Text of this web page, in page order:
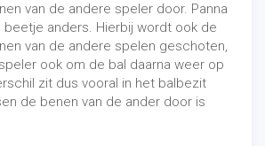
van de andere speler door. Panna
anders. Hierbij wordt ook de
van de andere spelen geschoten,
ook om de bal daarna weer op
zit dus vooral in het balbezit
de benen van de ander door is